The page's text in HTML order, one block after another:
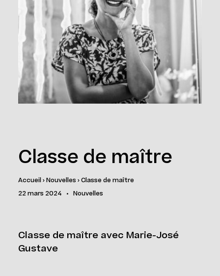
Classe de maître
Accueil›Nouvelles ›Classe de maître
22 mars 2024
• Nouvelles
Classe de maître avec Marie-José
Gustave